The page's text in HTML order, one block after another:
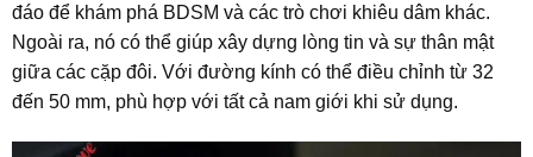
đáo để khám phá BDSM và các trò chơi khiêu dâm khác.
Ngoài ra, nó có thể giúp xây dựng lòng tin và sự thân mật
giữa các cặp đôi. Với đường kính có thể điều chỉnh từ 32
đến 50 mm, phù hợp với tất cả nam giới khi sử dụng.